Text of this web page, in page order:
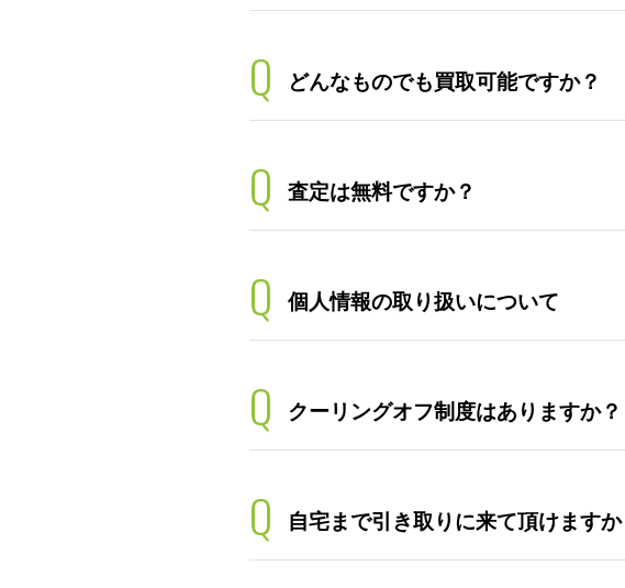
Q どんなものでも買取可能ですか？
Q 査定は無料ですか？
Q 個人情報の取り扱いについて
Q クーリングオフ制度はありますか？
Q 自宅まで引き取りに来て頂けますか